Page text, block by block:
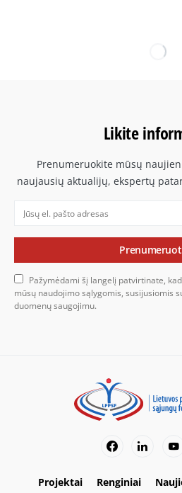
Likite
Prenumeruokite mūsų
naujausių aktualijų, ekspertų
Pažymėdami šį langelį patvirtinate,
mūsų naudojimo sąlygomis, susijusiomis
duomenų saugojimu.
Projektai Renginiai